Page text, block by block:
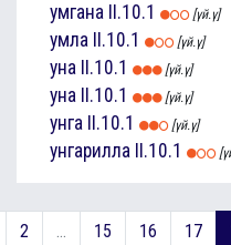
умгана II.10.1 [үй.ү]
умла II.10.1 [үй.ү]
уна II.10.1 [үй.ү]
уна II.10.1 [үй.ү]
унга II.10.1 [үй.ү]
унгарилла II.10.1
2 ... 15 16 17